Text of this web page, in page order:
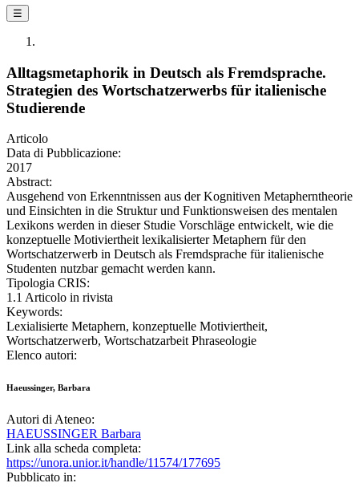
☰
Alltagsmetaphorik in Deutsch als Fremdsprache.
Strategien des Wortschatzerwerbs für italienische
Studierende
Articolo
Data di Pubblicazione:
2017
Abstract:
Ausgehend von Erkenntnissen aus der Kognitiven Metapherntheorie
und Einsichten in die Struktur und Funktionsweisen des mentalen
Lexikons werden in dieser Studie Vorschläge entwickelt, wie die
konzeptuelle Motiviertheit lexikalisierter Metaphern für den
Wortschatzerwerb in Deutsch als Fremdsprache für italienische
Studenten nutzbar gemacht werden kann.
Tipologia CRIS:
1.1 Articolo in rivista
Keywords:
Lexialisierte Metaphern, konzeptuelle Motiviertheit,
Wortschatzerwerb, Wortschatzarbeit Phraseologie
Elenco autori:
Haeussinger, Barbara
Autori di Ateneo:
HAEUSSINGER Barbara
Link alla scheda completa:
https://unora.unior.it/handle/11574/177695
Pubblicato in: